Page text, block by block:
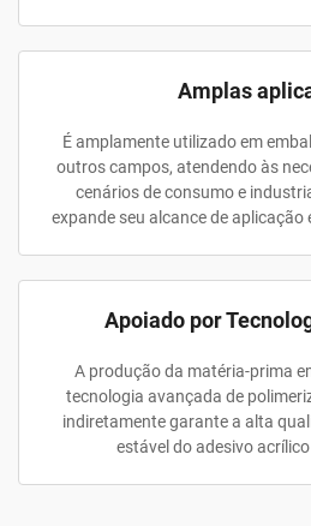
Amplas
É amplamente utilizado em
outros campos, atendendo às
cenários de consumo e
expande seu alcance de aplicação
Apoiado por
A produção da matéria-prima
tecnologia avançada de
indiretamente garante a alta
estável do adesivo